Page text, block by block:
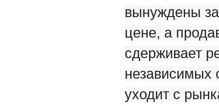
вынуждены
цене, а
сдерживает
независимых
уходит с